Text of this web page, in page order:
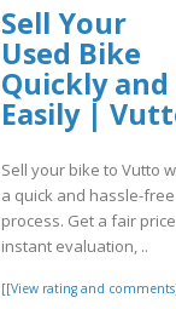
Sell Your
Used Bike
Quickly and
Easily |
Sell your bike to Vutto
a quick and hassle-free
process. Get a fair
instant evaluation, ..
[[View rating and